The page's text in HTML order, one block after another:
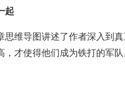
起
思维导图讲述了作者深入到
，才使得他们成为铁打的军